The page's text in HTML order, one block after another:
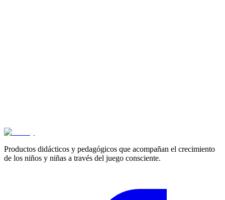
Cotizar
Productos didácticos y pedagógicos que acompañan el crecimiento
de los niños y niñas a través del juego consciente.